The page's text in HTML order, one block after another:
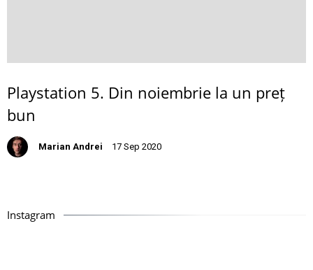
Playstation 5. Din noiembrie la un preț
bun
Marian Andrei 17 Sep 2020
Instagram